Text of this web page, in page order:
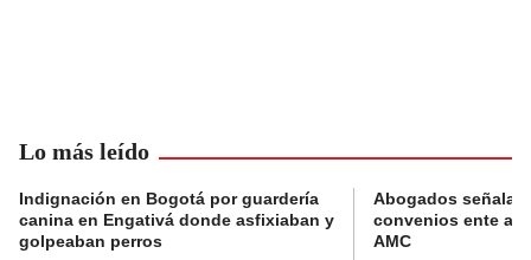
Lo más leído
Indignación en Bogotá por guardería
canina en Engativá donde asfixiaban y
golpeaban perros
Abogados
convenios ente
AMC